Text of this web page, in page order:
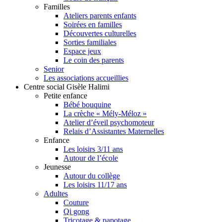
Familles
Ateliers parents enfants
Soirées en familles
Découvertes culturelles
Sorties familiales
Espace jeux
Le coin des parents
Senior
Les associations accueillies
Centre social Gisèle Halimi
Petite enfance
Bébé bouquine
La crèche « Mély-Méloz »
Atelier d’éveil psychomoteur
Relais d’Assistantes Maternelles
Enfance
Les loisirs 3/11 ans
Autour de l’école
Jeunesse
Autour du collège
Les loisirs 11/17 ans
Adultes
Couture
Qi gong
Tricotage & papotage